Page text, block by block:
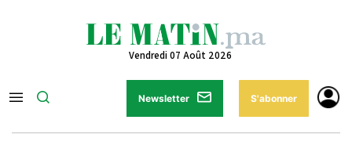
Vendredi 07 Août 2026
Newsletter S'abonner